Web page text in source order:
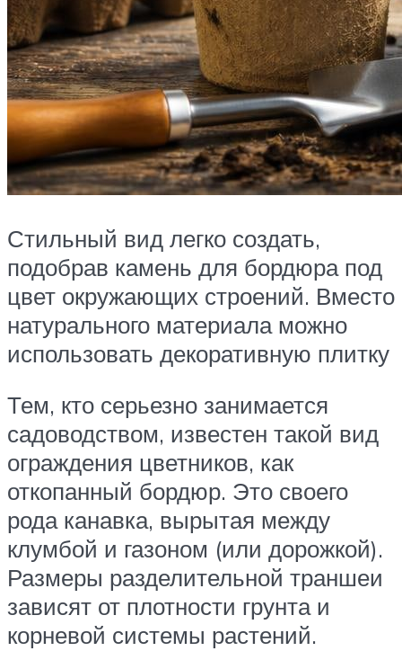
Стильный вид легко создать,
подобрав камень для бордюра под
цвет окружающих строений. Вместо
натурального материала можно
использовать декоративную плитку
Тем, кто серьезно занимается
садоводством, известен такой вид
ограждения цветников, как
откопанный бордюр. Это своего
рода канавка, вырытая между
клумбой и газоном (или дорожкой).
Размеры разделительной траншеи
зависят от плотности грунта и
корневой системы растений.